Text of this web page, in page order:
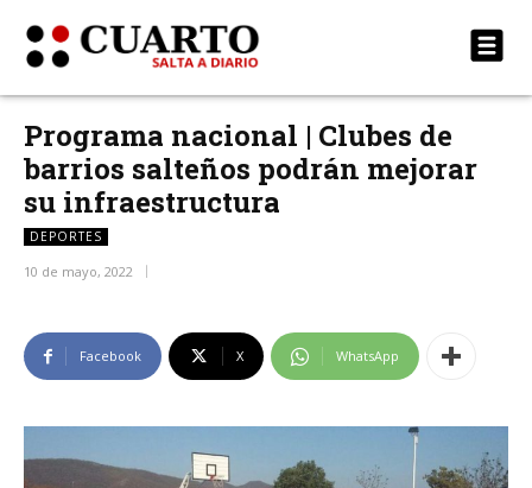
Programa nacional | Clubes de
barrios salteños podrán mejorar
su infraestructura
DEPORTES
10 de mayo, 2022
Facebook X WhatsApp